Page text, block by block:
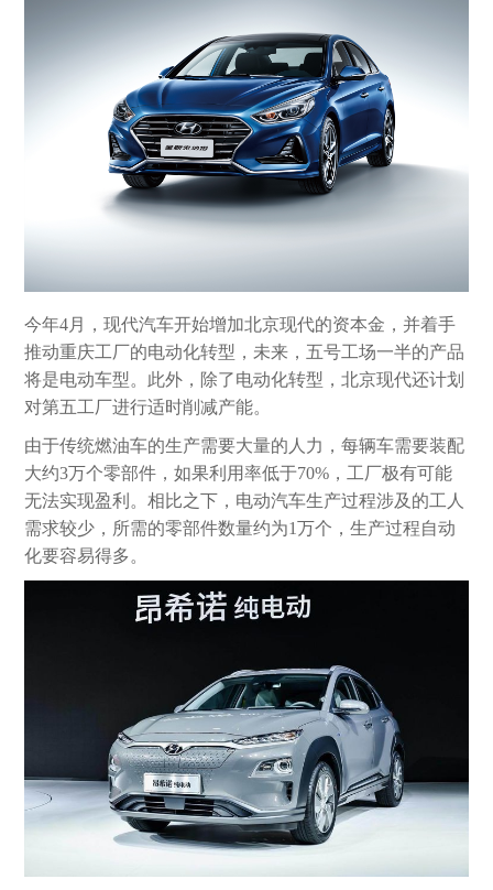
今年4月，现代汽车开始增加北京现代的资本金，并着手
推动重庆工厂的电动化转型，未来，五号工场一半的产品
将是电动车型。此外，除了电动化转型，北京现代还计划
对第五工厂进行适时削减产能。
由于传统燃油车的生产需要大量的人力，每辆车需要装配
大约3万个零部件，如果利用率低于70%，工厂极有可能
无法实现盈利。相比之下，电动汽车生产过程涉及的工人
需求较少，所需的零部件数量约为1万个，生产过程自动
化要容易得多。